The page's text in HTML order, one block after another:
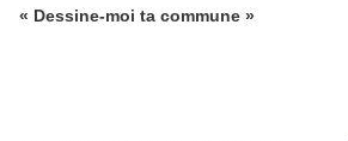
« Dessine-moi ta commune »